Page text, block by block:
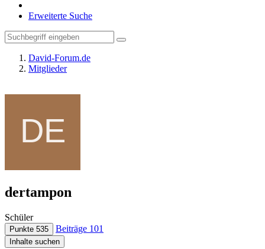
Erweiterte Suche
David-Forum.de
Mitglieder
dertampon
Schüler
Punkte 535 Beiträge 101
Inhalte suchen